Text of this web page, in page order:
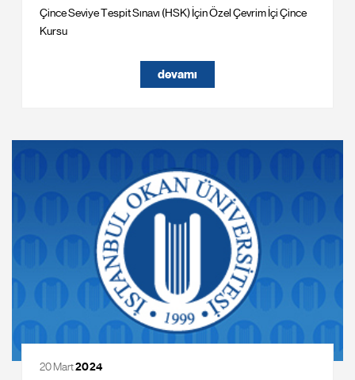
Çince Seviye Tespit Sınavı (HSK) İçin Özel Çevrim İçi Çince
Kursu
devamı
20 Mart2024